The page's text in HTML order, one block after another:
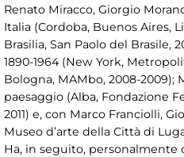
Renato Miracco, Giorgio
Italia (Cordoba, Buenos Aires,
Brasilia, San Paolo del Brasile,
1890-1964 (New York,
Bologna, MAMbo, 2008-2009);
paesaggio (Alba, Fondazione
2011) e, con Marco Franciolli,
Museo d’arte della Città di
Ha, in seguito, personalmente